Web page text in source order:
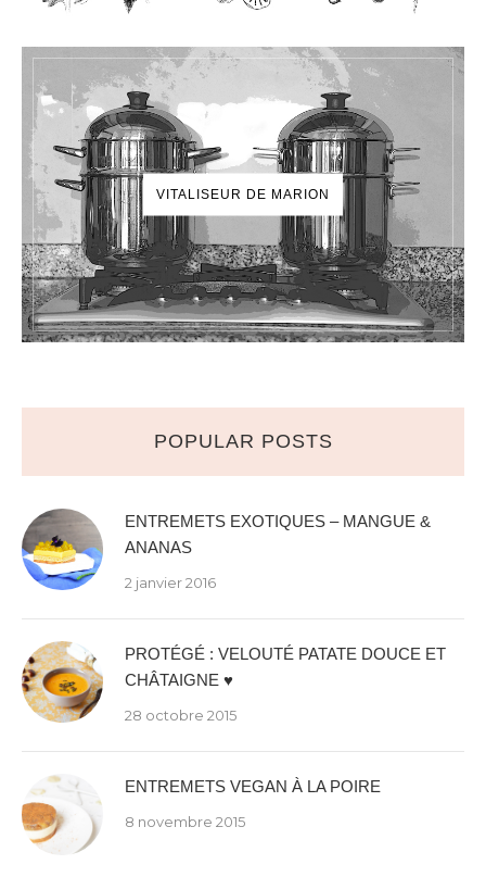
VITALISEUR DE MARION
POPULAR POSTS
ENTREMETS EXOTIQUES – MANGUE &
ANANAS
2 janvier 2016
PROTÉGÉ : VELOUTÉ PATATE DOUCE ET
CHÂTAIGNE ♥
28 octobre 2015
ENTREMETS VEGAN À LA POIRE
8 novembre 2015